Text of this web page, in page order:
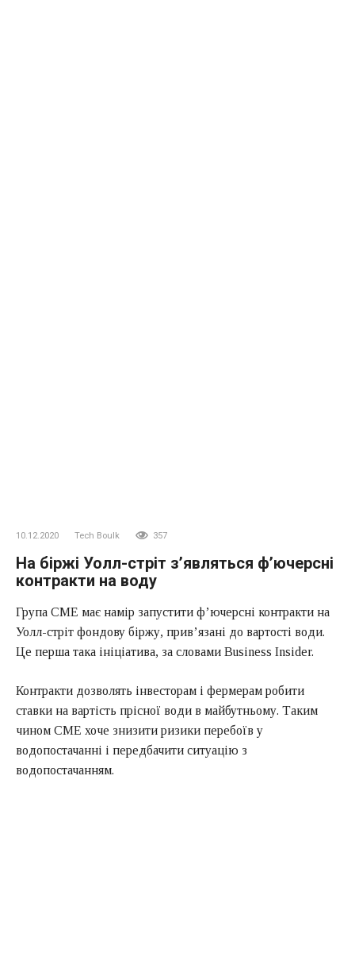
10.12.2020 Tech Boulk 357
На біржі Уолл-стріт з’являться ф’ючерсні
контракти на воду
Група CME має намір запустити ф’ючерсні контракти на
Уолл-стріт фондову біржу, прив’язані до вартості води.
Це перша така ініціатива, за словами Business Insider.
Контракти дозволять інвесторам і фермерам робити
ставки на вартість прісної води в майбутньому. Таким
чином CME хоче знизити ризики перебоїв у
водопостачанні і передбачити ситуацію з
водопостачанням.